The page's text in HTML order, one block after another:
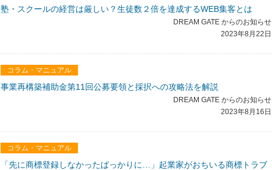
塾・スクールの経営は厳しい？生徒数２倍を達成するWEB集客とは
DREAM GATE からのお知らせ
2023年8月22日
コラム・マニュアル
事業再構築補助金第11回公募要領と採択への攻略法を解説
DREAM GATE からのお知らせ
2023年8月16日
コラム・マニュアル
「先に商標登録しなかったばっかりに…」起業家がおちいる商標トラブ